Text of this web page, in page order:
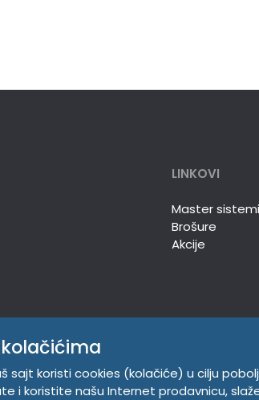
LINKOVI
Master sistemi
Brošure
Akcije
INFORMACIJE
sajt koristi cookies (kolačiće) u cilju
i koristite našu Internet prodavnicu,